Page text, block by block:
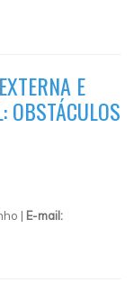
E
OBSTÁCULOS
| E-mail: